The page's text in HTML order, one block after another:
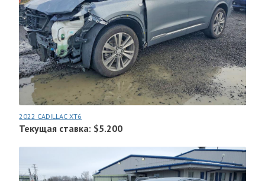
2022 CADILLAC XT6
Текущая ставка: $5.200